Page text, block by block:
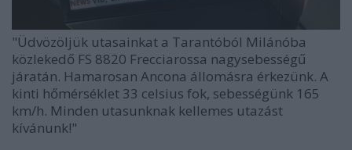
"Üdvözöljük utasainkat a Tarantóból Milánóba
közlekedő FS 8820 Frecciarossa nagysebességű
járatán. Hamarosan Ancona állomásra érkezünk. A
kinti hőmérséklet 33 celsius fok, sebességünk 165
km/h. Minden utasunknak kellemes utazást
kívánunk!"